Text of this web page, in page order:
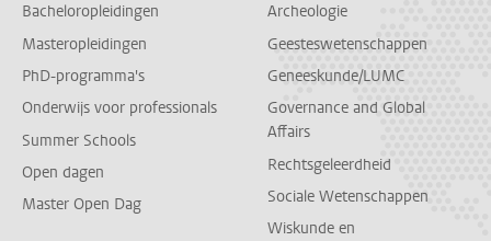
Bacheloropleidingen
Masteropleidingen
PhD-programma's
Onderwijs voor professionals
Summer Schools
Open dagen
Master Open Dag
Archeologie
Geesteswetenschappen
Geneeskunde/LUMC
Governance and Global
Affairs
Rechtsgeleerdheid
Sociale Wetenschappen
Wiskunde en